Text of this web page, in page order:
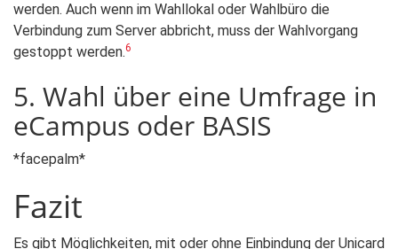
werden. Auch wenn im Wahllokal oder Wahlbüro die
Verbindung zum Server abbricht, muss der Wahlvorgang
gestoppt werden.6
5. Wahl über eine Umfrage in
eCampus oder BASIS
*facepalm*
Fazit
Es gibt Möglichkeiten, mit oder ohne Einbindung der Unicard